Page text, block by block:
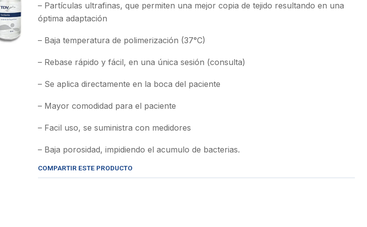
– Partículas ultrafinas, que permiten una mejor copia de tejido resultando en una
óptima adaptación
– Baja temperatura de polimerización (37°C)
– Rebase rápido y fácil, en una única sesión (consulta)
– Se aplica directamente en la boca del paciente
– Mayor comodidad para el paciente
– Facil uso, se suministra con medidores
– Baja porosidad, impidiendo el acumulo de bacterias.
COMPARTIR ESTE PRODUCTO